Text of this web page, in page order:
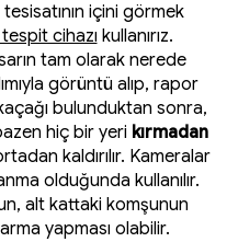
içini görmek
cihazı kullanırız.
tam olarak nerede
görüntü alıp, rapor
bulunduktan sonra,
hiç bir yeri kırmadan
kaldırılır. Kameralar
olduğunda kullanılır.
alt kattaki komşunun
yapması olabilir.